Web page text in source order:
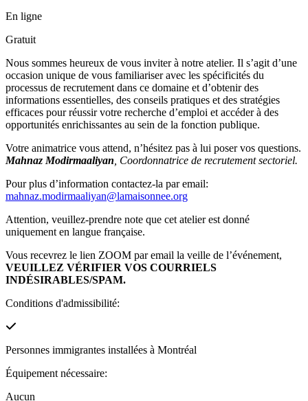
En ligne
Gratuit
Nous sommes heureux de vous inviter à notre atelier. Il s’agit d’une
occasion unique de vous familiariser avec les spécificités du
processus de recrutement dans ce domaine et d’obtenir des
informations essentielles, des conseils pratiques et des stratégies
efficaces pour réussir votre recherche d’emploi et accéder à des
opportunités enrichissantes au sein de la fonction publique.
Votre animatrice vous attend, n’hésitez pas à lui poser vos questions.
Mahnaz Modirmaaliyan , Coordonnatrice de recrutement sectoriel.
Pour plus d’information contactez-la par email:
mahnaz.modirmaaliyan@lamaisonnee.org
Attention, veuillez-prendre note que cet atelier est donné
uniquement en langue française.
Vous recevrez le lien ZOOM par email la veille de l’événement,
VEUILLEZ VÉRIFIER VOS COURRIELS
INDÉSIRABLES/SPAM.
Conditions d'admissibilité:
Personnes immigrantes installées à Montréal
Équipement nécessaire:
Aucun